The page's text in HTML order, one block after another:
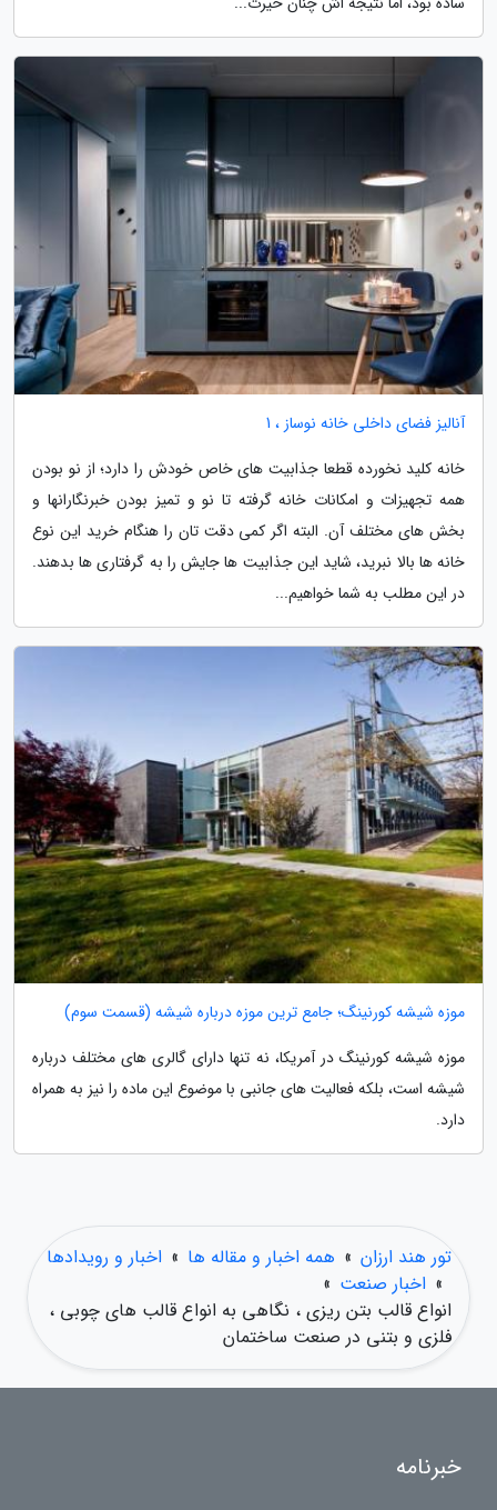
آنالیز فضای داخلی خانه نوساز ، 1
خانه کلید نخورده قطعا جذابیت های خاص خودش را دارد؛ از نو بودن
همه تجهیزات و امکانات خانه گرفته تا نو و تمیز بودن خبرنگارانها و
بخش های مختلف آن. البته اگر کمی دقت تان را هنگام خرید این نوع
خانه ها بالا نبرید، شاید این جذابیت ها جایش را به گرفتاری ها بدهند.
در این مطلب به شما خواهیم...
موزه شیشه کورنینگ؛ جامع ترین موزه درباره شیشه (قسمت سوم)
موزه شیشه کورنینگ در آمریکا، نه تنها دارای گالری های مختلف درباره
شیشه است، بلکه فعالیت های جانبی با موضوع این ماده را نیز به همراه
دارد.
تور هند ارزان » همه اخبار و مقاله ها » اخبار و رویدادها
» اخبار صنعت »
انواع قالب بتن ریزی ، نگاهی به انواع قالب های چوبی ،
فلزی و بتنی در صنعت ساختمان
خبرنامه